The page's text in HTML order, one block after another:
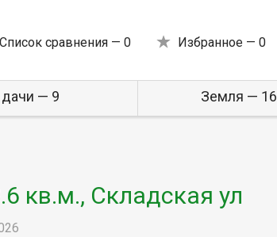
Список сравнения — 0 Избранное — 0
— 9 Земля — 16
кв.м., Складская ул